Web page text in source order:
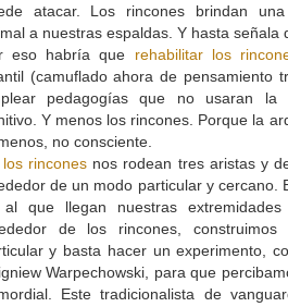
atacar. Los rincones brindan
a nuestras espaldas. Y hasta
eso habría que rehabilitar los
(camuflado ahora de pensamiento
pedagogías que no usaran la
Y menos los rincones. Porque la
no consciente.
los rincones nos rodean tres aristas y
de un modo particular y cercano.
al que llegan nuestras
de los rincones,
y basta hacer un experimento,
Warpechowski, para que
Este tradicionalista de